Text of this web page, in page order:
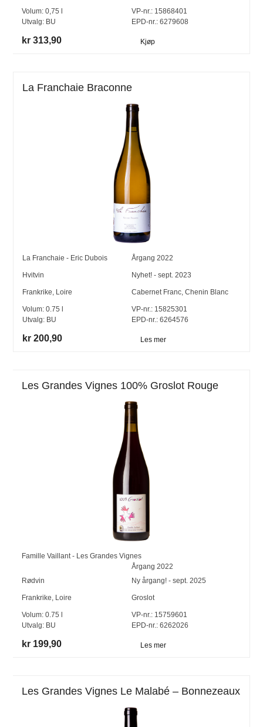
Volum:0,75 l
Utvalg: BU
VP-nr.:15868401
EPD-nr.: 6279608
kr 313,90 Kjøp
La Franchaie Braconne
La Franchaie - Eric Dubois Årgang 2022
Hvitvin Nyhet! - sept. 2023
Frankrike Loire Cabernet Franc Chenin Blanc
Volum:0.75 l
Utvalg: BU
VP-nr.: 15825301
EPD-nr.: 6264576
kr 200,90 Les mer
Les Grandes Vignes 100% Groslot Rouge
Famille Vaillant - Les Grandes Vignes
Årgang 2022
Rødvin
Ny årgang! - sept. 2025
Frankrike Loire Groslot
Volum:0.75 l
Utvalg: BU
VP-nr.:15759601
EPD-nr.: 6262026
kr 199,90 Les mer
Les Grandes Vignes Le Malabé – Bonnezeaux